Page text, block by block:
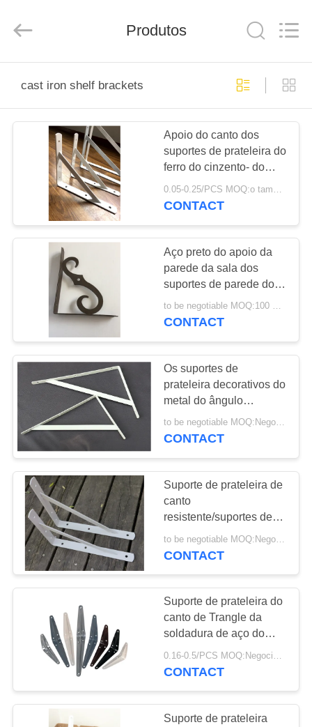
PRODUTOS
VÍDEOS
SOBRE
NÓS
EXCURSÃO
FÁBRICA
CONTROLE
QUALIDADE
CONTACTE-
NOS
NOTÍCIA
MAPA
DO
PRIVACY
POLICY
Hardware
Factory.
Reserved.
Produtos
cast iron shelf brackets
Apoio do canto dos
suportes de prateleira do
ferro do cinzento- do
ângulo para o encaixe
do hardware da mobília
0.05-0.25/PCS MOQ:o tamanho normal, nenhum MOQ, você é welcom em um ctn
CONTACT
Aço preto do apoio da
parede da sala dos
suportes de parede do
ferro fundido do
desenhista de Brown
to be negotiable MOQ:100 PCes
CONTACT
Os suportes de
prateleira decorativos do
metal do ângulo
ajustável/shelving
suportam resistente
to be negotiable MOQ:Negociável
CONTACT
Suporte de prateleira de
canto
resistente/suportes de
ângulo de aço
resistentes 30mm 10
CONTACT
Suporte de prateleira do
canto de Trangle da
soldadura de aço do
supermercado
espessura de 0.7mm -
0.16-0.5/PCS MOQ:Negociável
CONTACT
Suporte de prateleira